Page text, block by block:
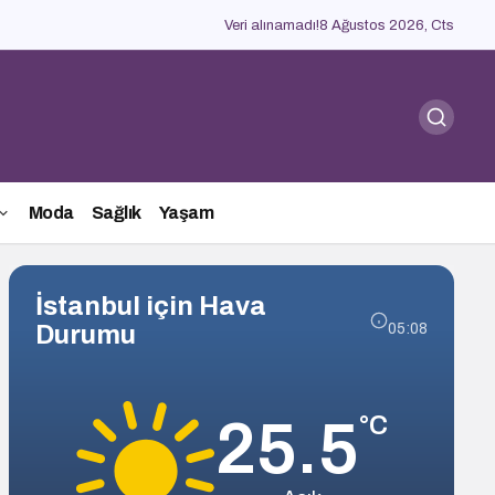
Veri alınamadı!8 Ağustos 2026, Cts
Moda Sağlık Yaşam
İstanbul için Hava
Durumu
05:08
25.5°C